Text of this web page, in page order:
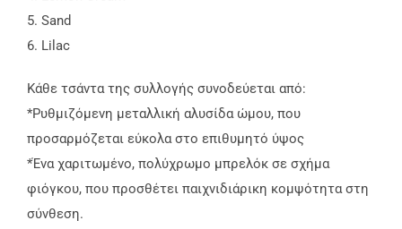
5. Sand
6. Lilac
Κάθε τσάντα της συλλογής συνοδεύεται από:
*Ρυθμιζόμενη μεταλλική αλυσίδα ώμου, που
προσαρμόζεται εύκολα στο επιθυμητό ύψος
*Ένα χαριτωμένο, πολύχρωμο μπρελόκ σε σχήμα
φιόγκου, που προσθέτει παιχνιδιάρικη κομψότητα στη
σύνθεση.